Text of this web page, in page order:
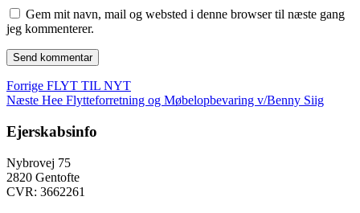
Gem mit navn, mail og websted i denne browser til næste gang
jeg kommenterer.
Indlægsnavigation
Forrige Forrige
indlæg:
FLYT TIL NYT
Næste Næste
Hee Flytteforretning og Møbelopbevaring v/Benny Siig
Ejerskabsinfo
Nybrovej 75
2820 Gentofte
CVR: 3662261